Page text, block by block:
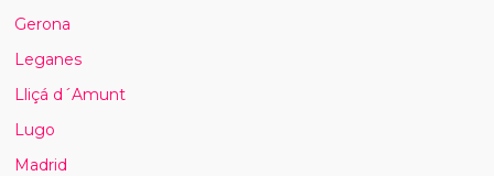
Gerona
Leganes
Lliçá d´Amunt
Lugo
Madrid